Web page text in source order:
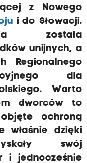
z Nowego
i do Słowacji.
została
unijnych, a
Regionalnego
dla
Warto
dworców to
ochroną
właśnie dzięki
swój
i jednocześnie